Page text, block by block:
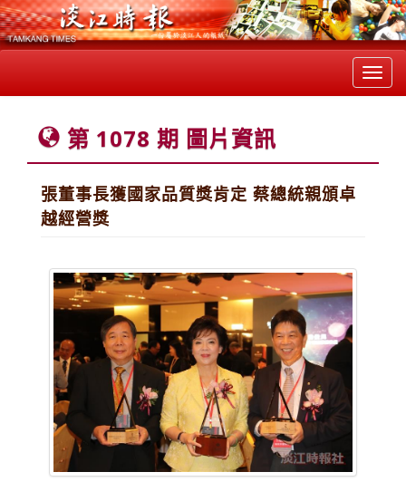
第 1078 期 圖片資訊
張董事長獲國家品質獎肯定 蔡總統親頒卓
越經營獎